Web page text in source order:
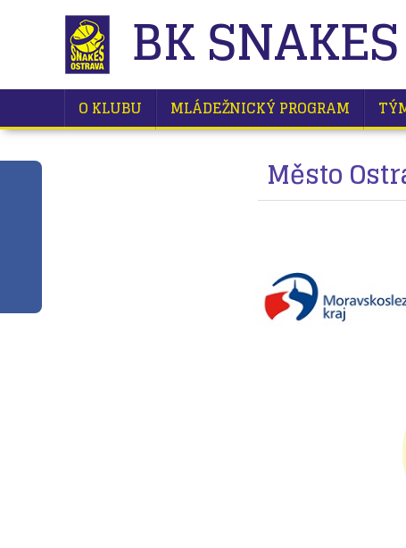
BK SNAKES
O KLUBU MLÁDEŽNICKÝ PROGRAM
Město